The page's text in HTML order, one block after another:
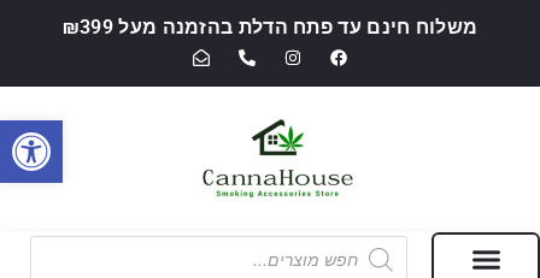
משלוח חינם עד פתח הדלת בהזמנה מעל ₪399
פתח